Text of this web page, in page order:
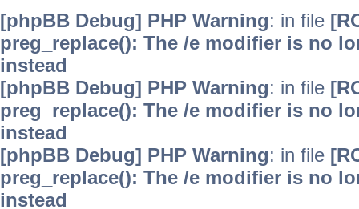
[phpBB Debug] PHP Warning: in file
preg_replace(): The /e modifier is no
instead
[phpBB Debug] PHP Warning: in file
preg_replace(): The /e modifier is no
instead
[phpBB Debug] PHP Warning: in file
preg_replace(): The /e modifier is no
instead